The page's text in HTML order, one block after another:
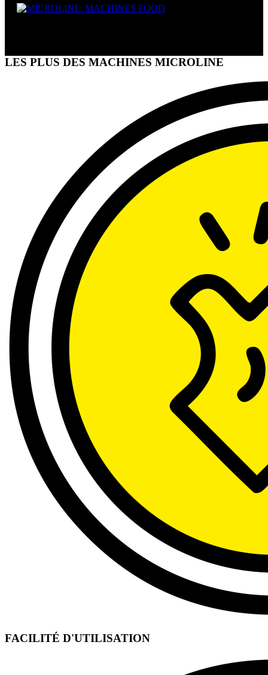
LES PLUS DES MACHINES MICROLINE
FACILITÉ D'UTILISATION